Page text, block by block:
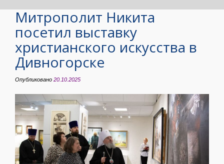
Митрополит Никита
посетил выставку
христианского искусства в
Дивногорске
Опубликовано 20.10.2025